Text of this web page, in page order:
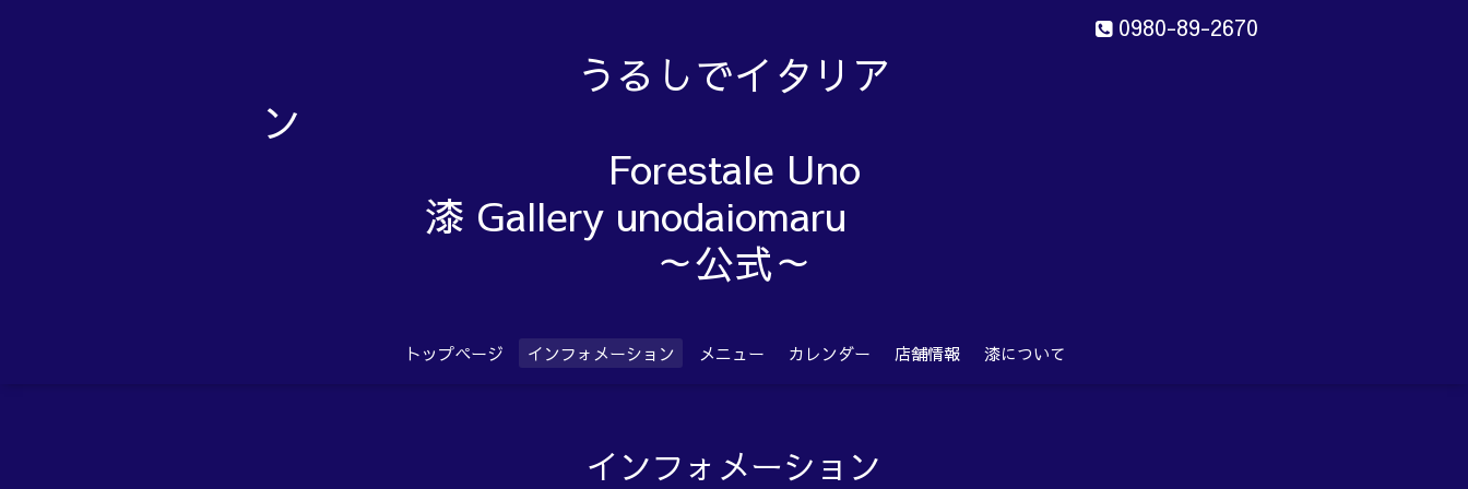
0980-89-2670
うるしでイタリア
ン
Forestale Uno
漆 Gallery unodaiomaru
～公式～
トップページ インフォメーション メニュー カレンダー 店舗情報 漆について
インフォメーション